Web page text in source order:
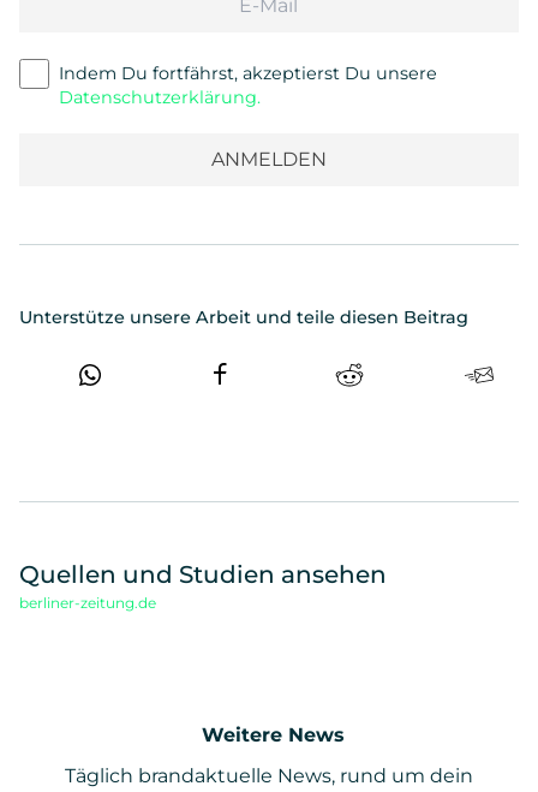
Indem Du fortfährst, akzeptierst Du unsere
Datenschutzerklärung.
Unterstütze unsere Arbeit und teile diesen Beitrag
Quellen und Studien ansehen
berliner-zeitung.de
Weitere News
Täglich brandaktuelle News, rund um dein